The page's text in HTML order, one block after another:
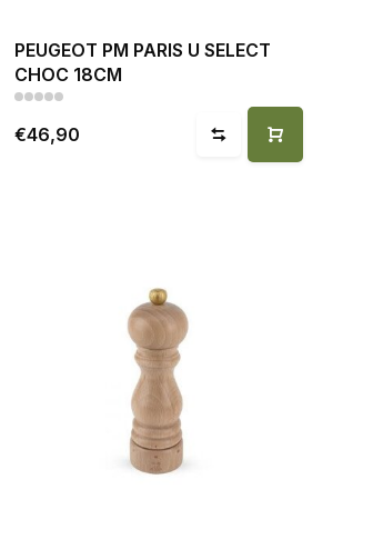
PEUGEOT PM PARIS U SELECT
CHOC 18CM
€46,90